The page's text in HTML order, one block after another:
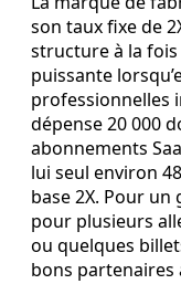
son taux fixe de
structure à la
puissante
professionnelles
dépense 20 000
abonnements
lui seul environ
base 2X. Pour
pour plusieurs
ou quelques
bons partenaires